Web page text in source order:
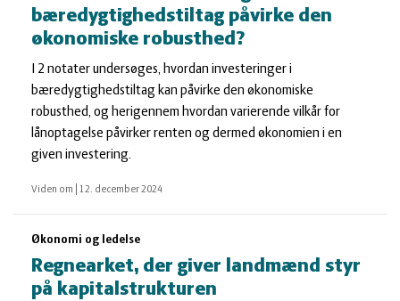
bæredygtighedstiltag påvirke den
økonomiske robusthed?
I 2 notater undersøges, hvordan investeringer i
bæredygtighedstiltag kan påvirke den økonomiske
robusthed, og herigennem hvordan varierende vilkår for
lånoptagelse påvirker renten og dermed økonomien i en
given investering.
Viden om 12. december 2024
Økonomi og ledelse
Regnearket, der giver landmænd styr
på kapitalstrukturen